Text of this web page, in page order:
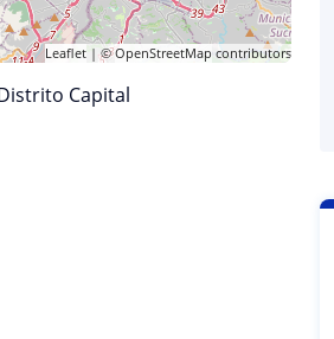
Leaflet | ©OpenStreetMap contributors
Capital